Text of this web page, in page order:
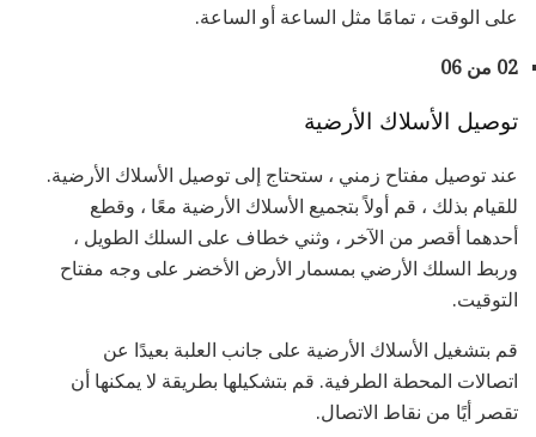
على الوقت ، تمامًا مثل الساعة أو الساعة.
02 من 06
توصيل الأسلاك الأرضية
عند توصيل مفتاح زمني ، ستحتاج إلى توصيل الأسلاك الأرضية.
للقيام بذلك ، قم أولاً بتجميع الأسلاك الأرضية معًا ، وقطع
أحدهما أقصر من الآخر ، وثني خطاف على السلك الطويل ،
وربط السلك الأرضي بمسمار الأرض الأخضر على وجه مفتاح
التوقيت.
قم بتشغيل الأسلاك الأرضية على جانب العلبة بعيدًا عن
اتصالات المحطة الطرفية. قم بتشكيلها بطريقة لا يمكنها أن
تقصر أيًا من نقاط الاتصال.